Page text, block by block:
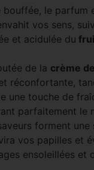
bouffée, le parfum
vos sens,
et acidulée du
de la crème
réconfortante,
une touche de
parfaitement le
forment une
vos papilles et
ensoleillées et